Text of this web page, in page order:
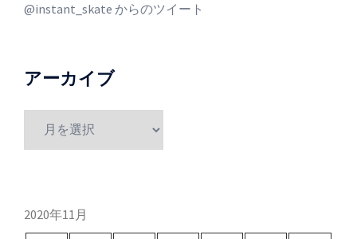
@instant_skate からのツイート
アーカイブ
2020年11月